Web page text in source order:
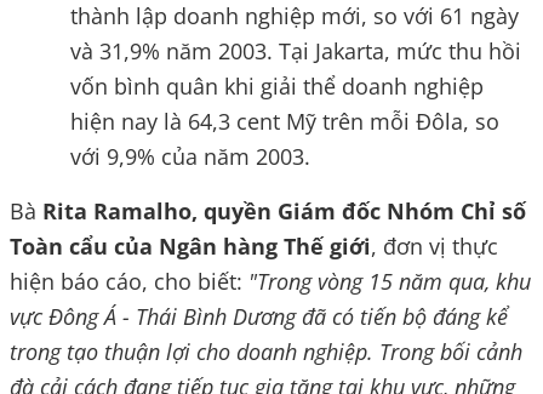
thành lập doanh nghiệp mới, so với 61 ngày
và 31,9% năm 2003. Tại Jakarta, mức thu hồi
vốn bình quân khi giải thể doanh nghiệp
hiện nay là 64,3 cent Mỹ trên mỗi Đôla, so
với 9,9% của năm 2003.
Bà Rita Ramalho, quyền Giám đốc Nhóm Chỉ số
Toàn cẩu của Ngân hàng Thế giới, đơn vị thực
hiện báo cáo, cho biết: "Trong vòng 15 năm qua, khu
vực Đông Á - Thái Bình Dương đã có tiến bộ đáng kể
trong tạo thuận lợi cho doanh nghiệp. Trong bối cảnh
đà cải cách đang tiếp tục gia tăng tại khu vực, những